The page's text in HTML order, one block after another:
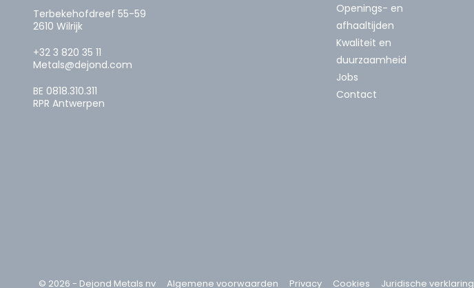
Terbekehofdreef 55-59
2610 Wilrijk
+32 3 820 35 11
Metals@dejond.com
BE 0818.310.311
RPR Antwerpen
Openings- en
afhaaltijden
Kwaliteit en
duurzaamheid
Jobs
Contact
© 2026 - Dejond Metals nv Algemene voorwaarden Privacy Cookies Juridische verklaring